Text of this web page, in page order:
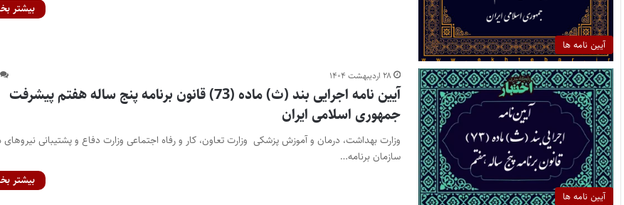
آیین نامه ها
بیشتر
آیین نامه ها
۲۸ اردیبهشت ۱۴۰۴
آیین نامه اجرایی بند (ث) ماده (73) قانون برنامه پنج ساله هفتم پیشرفت
جمهوری اسلامی ایران
وزارت بهداشت، درمان و آموزش پزشکی وزارت تعاون، کار و رفاه اجتماعی وزارت دفاع و پشتیبانی
سازمان برنامه…
بیشتر